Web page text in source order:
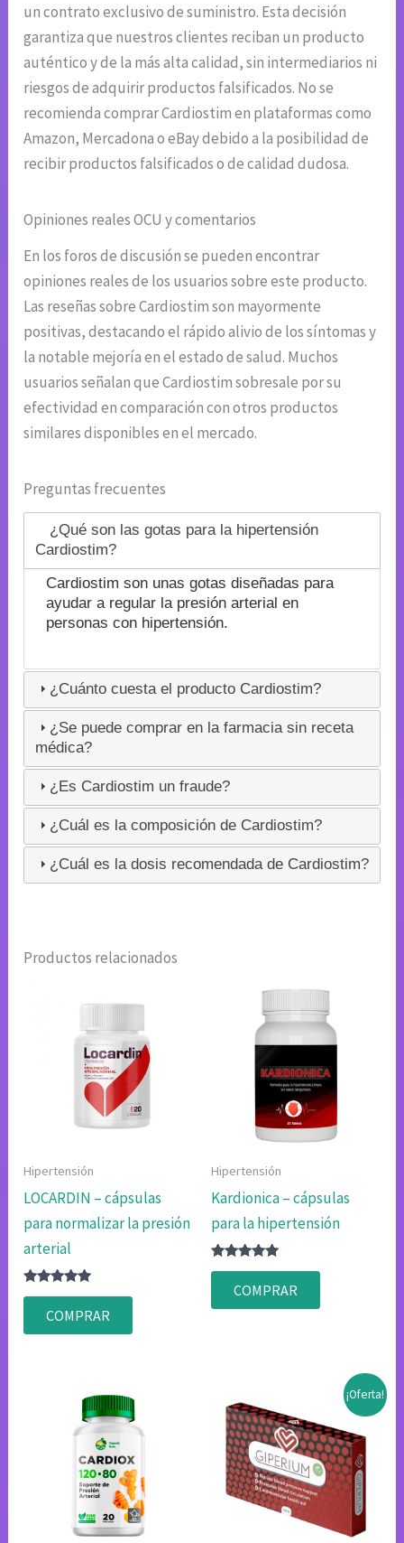
un contrato exclusivo de suministro. Esta decisión
garantiza que nuestros clientes reciban un producto
auténtico y de la más alta calidad, sin intermediarios ni
riesgos de adquirir productos falsificados. No se
recomienda comprar Cardiostim en plataformas como
Amazon, Mercadona o eBay debido a la posibilidad de
recibir productos falsificados o de calidad dudosa.
Opiniones reales OCU y comentarios
En los foros de discusión se pueden encontrar
opiniones reales de los usuarios sobre este producto.
Las reseñas sobre Cardiostim son mayormente
positivas, destacando el rápido alivio de los síntomas y
la notable mejoría en el estado de salud. Muchos
usuarios señalan que Cardiostim sobresale por su
efectividad en comparación con otros productos
similares disponibles en el mercado.
Preguntas frecuentes
¿Qué son las gotas para la hipertensión
Cardiostim?
Cardiostim son unas gotas diseñadas para
ayudar a regular la presión arterial en
personas con hipertensión.
¿Cuánto cuesta el producto Cardiostim?
¿Se puede comprar en la farmacia sin receta
médica?
¿Es Cardiostim un fraude?
¿Cuál es la composición de Cardiostim?
¿Cuál es la dosis recomendada de Cardiostim?
Productos relacionados
Hipertensión
LOCARDIN – cápsulas
para normalizar la presión
arterial
Valorado
4.75
de 5
COMPRAR
Hipertensión
Kardionica – cápsulas
para la hipertensión
Valorado
4.80
de 5
COMPRAR
¡Oferta!